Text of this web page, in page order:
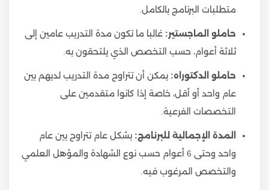
متطلبات البرنامج بالكامل.
حاملو الماجستير: غالبا ما تكون مدة التدريب عامين إلى
ثلاثة أعوام، حسب التخصص الذي يلتحقون به.
حاملو الدكتوراه: يمكن أن تتراوح مدة التدريب لديهم بين
عام واحد أو أقل، خاصة إذا كانوا متقدمين على
التخصصات الفرعية.
المدة الإجمالية للبرنامج: بشكل عام تتراوح بين عام
واحد وحتى 6 أعوام حسب نوع الشهادة والمؤهل العلمي
والتخصص المرغوب فيه.